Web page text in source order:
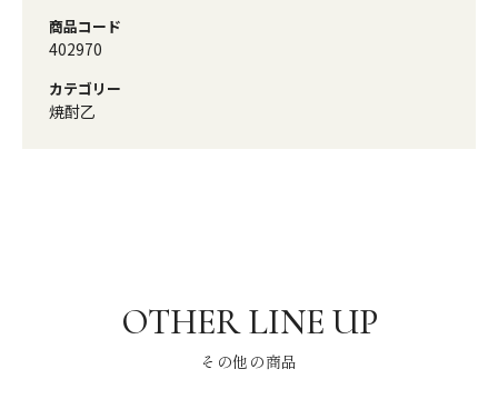
商品コード
402970
カテゴリー
焼酎乙
その他の商品